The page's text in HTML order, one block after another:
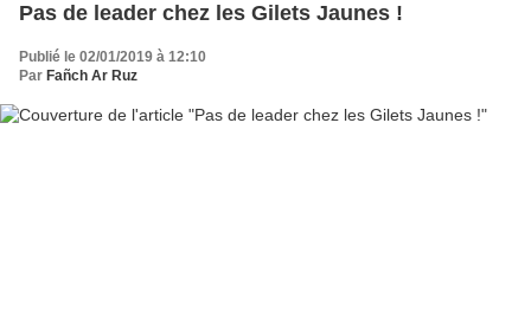
Pas de leader chez les Gilets Jaunes !
Publié le 02/01/2019 à 12:10
Par Fañch Ar Ruz